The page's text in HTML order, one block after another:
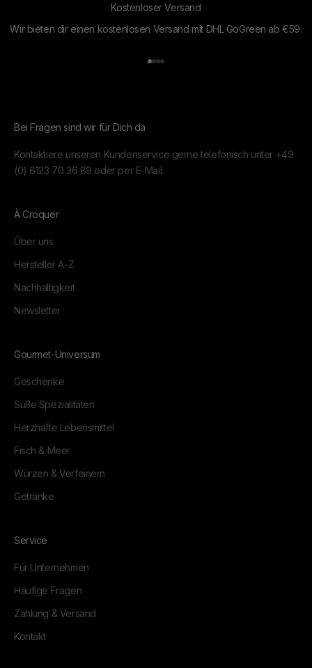
Kostenloser Versand
Wir bieten dir einen kostenlosen Versand mit DHL GoGreen ab €59.
Gehe zu Element 1
Gehe zu Element 2
Gehe zu Element 3
Gehe zu Element 4
Bei Fragen sind wir für Dich da
Kontaktiere unseren Kundenservice gerne telefonisch unter +49
(0) 6123 70 36 89 oder per E-Mail.
À Croquer
Über uns
Hersteller A-Z
Nachhaltigkeit
Newsletter
Gourmet-Universum
Geschenke
Süße Spezialitäten
Herzhafte Lebensmittel
Fisch & Meer
Würzen & Verfeinern
Getränke
Service
Für Unternehmen
Häufige Fragen
Zahlung & Versand
Kontakt